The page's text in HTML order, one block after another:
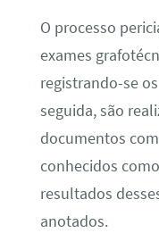
O processo
exames
registrando-se
seguida, são
documentos
conhecidos
resultados
anotados.